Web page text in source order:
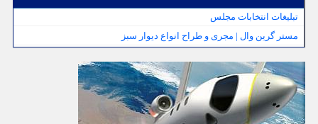
تبلیغات انتخابات مجلس
مستر گرین وال | مجری و طراح انواع دیوار سبز